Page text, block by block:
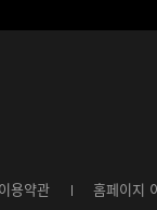
용약관 홈페이지